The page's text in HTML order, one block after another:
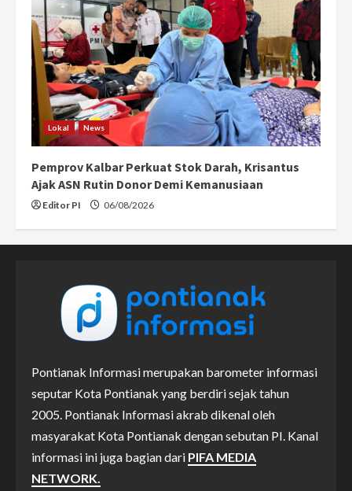
Lokal News
Pemprov Kalbar Perkuat Stok Darah, Krisantus
Ajak ASN Rutin Donor Demi Kemanusiaan
Editor PI 06/08/2026
Pontianak Informasi merupakan barometer informasi
seputar Kota Pontianak yang berdiri sejak tahun
2005. Pontianak Informasi akrab dikenal oleh
masyarakat Kota Pontianak dengan sebutan PI. Kanal
informasi ini juga bagian dari PIFA MEDIA
NETWORK.